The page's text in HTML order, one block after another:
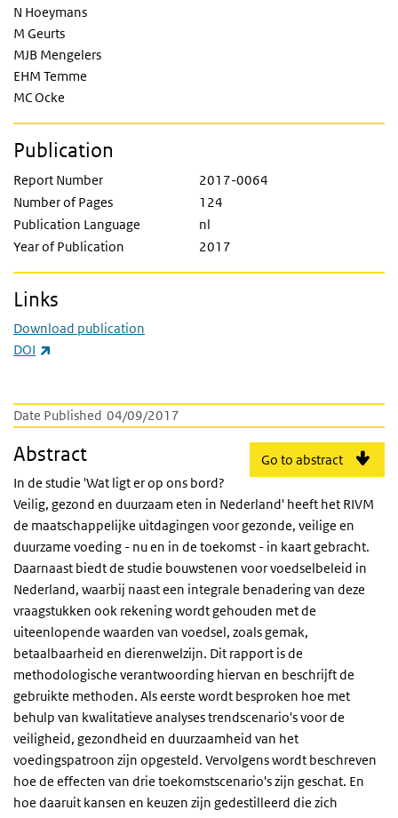
Date Published 04/09/2017
Go to abstract
Abstract
In de studie 'Wat ligt er op ons bord?
Veilig, gezond en duurzaam eten in Nederland' heeft het RIVM
de maatschappelijke uitdagingen voor gezonde, veilige en
duurzame voeding - nu en in de toekomst - in kaart gebracht.
Daarnaast biedt de studie bouwstenen voor voedselbeleid in
Nederland, waarbij naast een integrale benadering van deze
vraagstukken ook rekening wordt gehouden met de
uiteenlopende waarden van voedsel, zoals gemak,
betaalbaarheid en dierenwelzijn. Dit rapport is de
methodologische verantwoording hiervan en beschrijft de
gebruikte methoden. Als eerste wordt besproken hoe met
behulp van kwalitatieve analyses trendscenario's voor de
veiligheid, gezondheid en duurzaamheid van het
voedingspatroon zijn opgesteld. Vervolgens wordt beschreven
hoe de effecten van drie toekomstscenario's zijn geschat. En
hoe daaruit kansen en keuzen zijn gedestilleerd die zich
N Hoeymans
M Geurts
MJB Mengelers
EHM Temme
MC Ocke
Publication
Report Number
2017-0064
Number of Pages
124
Publication Language
nl
Year of Publication
2017
Links
Download publication
DOI